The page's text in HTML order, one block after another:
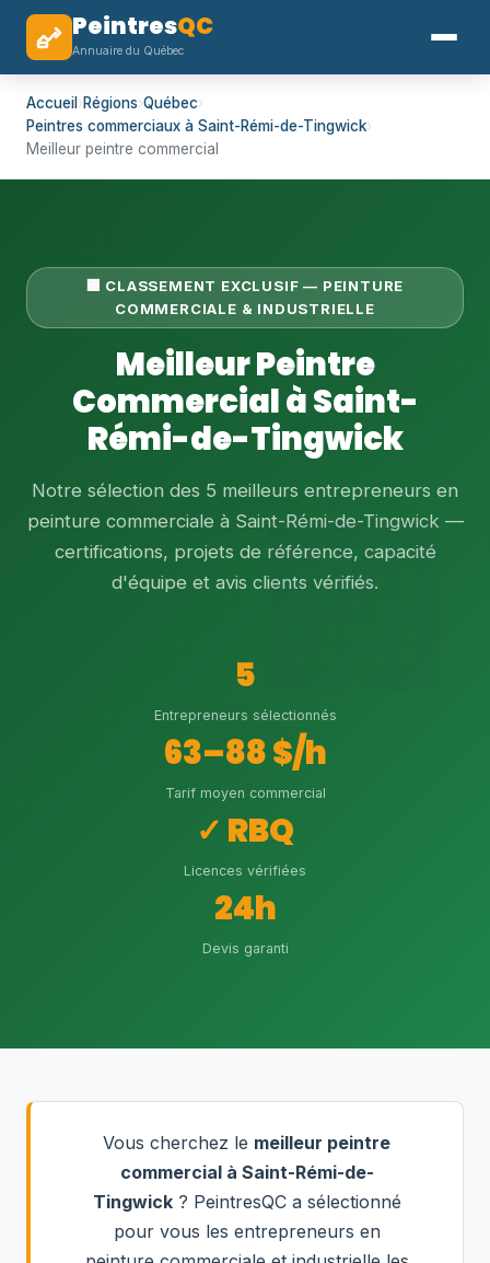
PeintresQC
Annuaire du Québec
Accueil ›Régions›Québec›
Peintres commerciaux à Saint-Rémi-de-Tingwick›
Meilleur peintre commercial
🏢 CLASSEMENT EXCLUSIF — PEINTURE
COMMERCIALE & INDUSTRIELLE
Meilleur Peintre
Commercial à Saint-
Rémi-de-Tingwick
Notre sélection des 5 meilleurs entrepreneurs en
peinture commerciale à Saint-Rémi-de-Tingwick —
certifications, projets de référence, capacité
d'équipe et avis clients vérifiés.
5
Entrepreneurs sélectionnés
63–88 $/h
Tarif moyen commercial
✓ RBQ
Licences vérifiées
24h
Devis garanti
Vous cherchez le meilleur peintre
commercial à Saint-Rémi-de-
Tingwick? PeintresQC a sélectionné
pour vous les entrepreneurs en